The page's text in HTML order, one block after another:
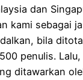
dan
kami sebagai
bila
penulis. Lalu,
ditawarkan